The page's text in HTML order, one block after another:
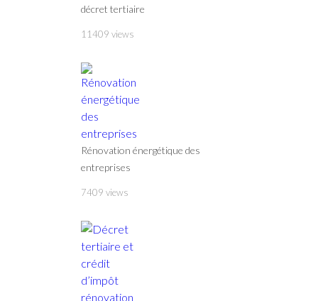
décret tertiaire
11409 views
Rénovation énergétique des
entreprises
7409 views